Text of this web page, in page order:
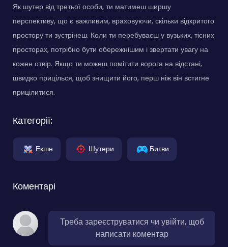
Як шутер від третьої особи, ти матимеш ширшу
перспективу, що є важливим, враховуючи, скільки відкритого
простору ти зустрінеш. Коли ти перебуваєш у вузьких, тісних
просторах, потрібно бути обережнішим і звертати увагу на
кожен отвір. Якщо ти можеш помітити ворога на відстані,
швидко прицілься, щоб знищити його, перш ніж він встигне
прицілитися.
Категорії:
Екшн Шутери Битви
Коментарі
Треба зареєструватися чи увійти, щоб
написати коментар